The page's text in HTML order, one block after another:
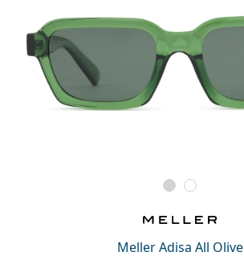
Meller Adisa All Olive